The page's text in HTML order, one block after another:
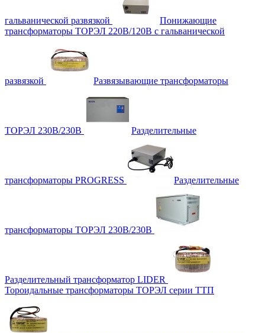
гальванической развязкой
Понижающие
трансформаторы ТОРЭЛ 220В/120В с гальванической
развязкой Развязывающие трансформаторы
ТОРЭЛ 230В/230В Разделительные
трансформаторы PROGRESS Разделительные
трансформаторы ТОРЭЛ 230В/230В
Разделительный трансформатор LIDER
Тороидальные трансформаторы ТОРЭЛ серии ТТП